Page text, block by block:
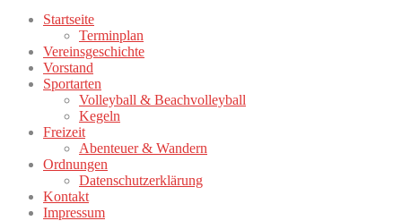
Startseite
Terminplan
Vereinsgeschichte
Vorstand
Sportarten
Volleyball & Beachvolleyball
Kegeln
Freizeit
Abenteuer & Wandern
Ordnungen
Datenschutzerklärung
Kontakt
Impressum